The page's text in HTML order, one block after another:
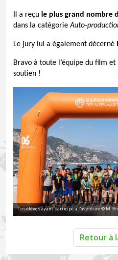
Il a reçu le plus grand nombre
dans la catégorieAuto-
Le jury lui a également décerné
Bravo à toute l’équipe du film
soutien !
Les élèves ayant participé à l'aventure © M.
Retour à